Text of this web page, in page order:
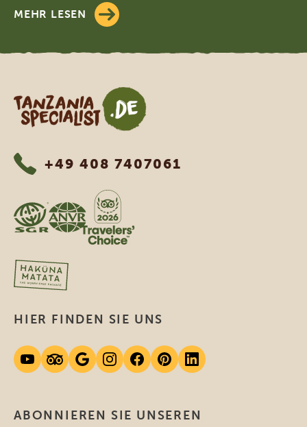
MEHR LESEN
Tanzania Specialist
+49 408 7407061
ABONNIEREN SIE UNSEREN
HIER FINDEN SIE UNS